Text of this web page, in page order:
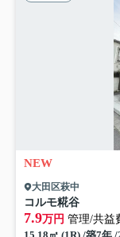
NEW
大田区萩中
コルモ糀谷
7.9万円 管理/共益